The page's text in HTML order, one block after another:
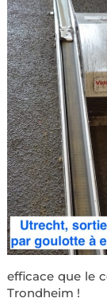
efficace que le
Trondheim !